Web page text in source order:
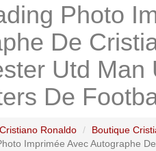
Photo
De
Utd
De
Ronaldo
Boutique
Imprimée Avec Autographe